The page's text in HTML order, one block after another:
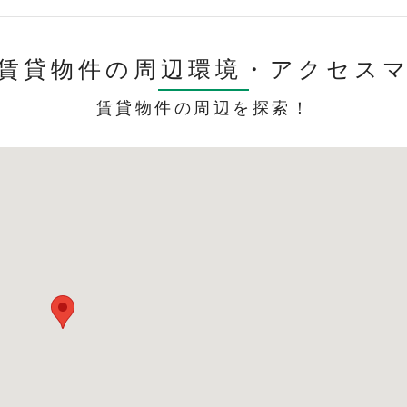
貸物件の周辺環境・ アクセス
賃貸物件の周辺を探索！